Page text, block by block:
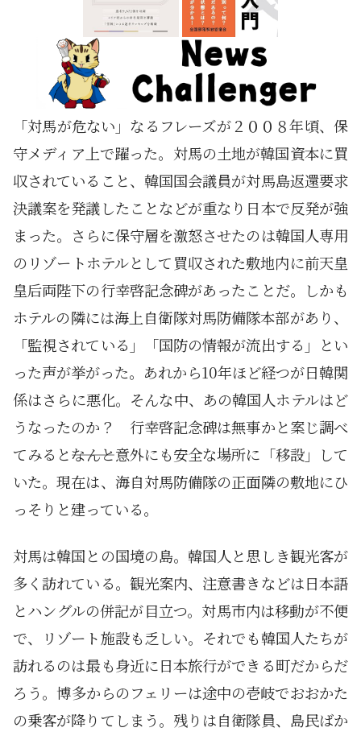
「対馬が危ない」なるフレーズが２００８年頃、保
守メディア上で躍った。対馬の土地が韓国資本に買
収されていること、韓国国会議員が対馬島返還要求
決議案を発議したことなどが重なり日本で反発が強
まった。さらに保守層を激怒させたのは韓国人専用
のリゾートホテルとして買収された敷地内に前天皇
皇后両陛下の行幸啓記念碑があったことだ。しかも
ホテルの隣には海上自衛隊対馬防備隊本部があり、
「監視されている」「国防の情報が流出する」とい
った声が挙がった。あれから10年ほど経つが日韓関
係はさらに悪化。そんな中、あの韓国人ホテルはど
うなったのか？ 行幸啓記念碑は無事かと案じ調べ
てみると―――なんと意外にも安全な場所に「移設」して
いた。現在は、海自対馬防備隊の正面隣の敷地にひ
っそりと建っている。
対馬は韓国との国境の島。韓国人と思しき観光客が
多く訪れている。観光案内、注意書きなどは日本語
とハングルの併記が目立つ。対馬市内は移動が不便
で、リゾート施設も乏しい。それでも韓国人たちが
訪れるのは最も身近に日本旅行ができる町だからだ
ろう。博多からのフェリーは途中の壱岐でおおかた
の乗客が降りてしまう。残りは自衛隊員、島民ばか